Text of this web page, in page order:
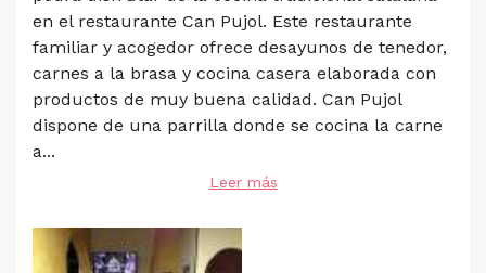
en el restaurante Can Pujol. Este restaurante
familiar y acogedor ofrece desayunos de tenedor,
carnes a la brasa y cocina casera elaborada con
productos de muy buena calidad. Can Pujol
dispone de una parrilla donde se cocina la carne
a...
Leer más